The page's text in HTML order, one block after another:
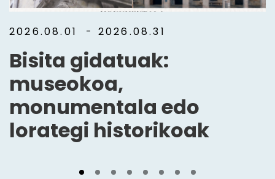
2026.08.01 - 2026.08.31
Bisita gidatuak:
museokoa,
monumentala edo
lorategi historikoak